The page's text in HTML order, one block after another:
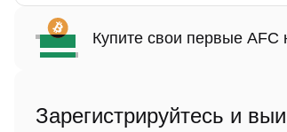
Купите свои первые AFC
Зарегистрируйтесь и